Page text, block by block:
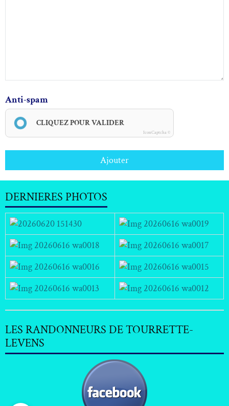
Anti-spam
CLIQUEZ POUR VALIDER
IconCaptcha ©
Ajouter
DERNIERES PHOTOS
LES RANDONNEURS DE TOURRETTE-
LEVENS